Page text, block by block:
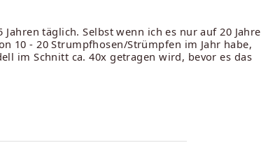
täglich. Selbst wenn ich es nur auf 20 Jahre
10 - 20 Strumpfhosen/Strümpfen im Jahr habe,
im Schnitt ca. 40x getragen wird, bevor es das